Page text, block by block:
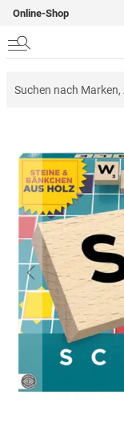
Online-Shop
der
Bildergalerie
springen